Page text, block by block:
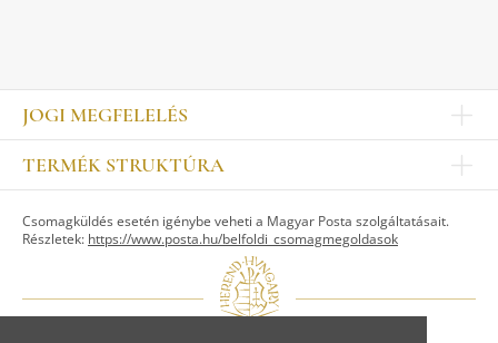
JOGI MEGFELELÉS
Impresszum
Kapcsolat
Jogi nyilatkozat
Üzletszabályzat
TERMÉK STRUKTÚRA
ASZTALKULTÚRA
Csomagküldés esetén igénybe veheti a Magyar Posta szolgáltatásait.
Részletek: https://www.posta.hu/belfoldi_csomagmegoldasok